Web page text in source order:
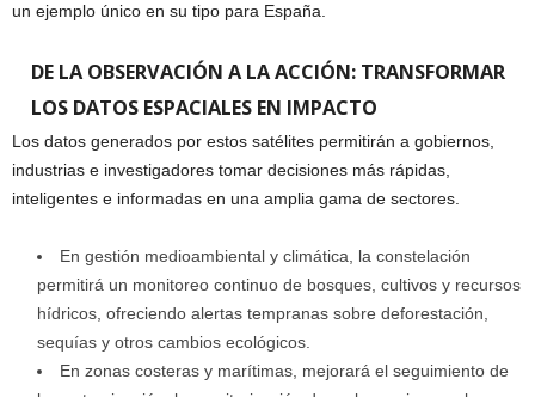
un ejemplo único en su tipo para España.
DE LA OBSERVACIÓN A LA ACCIÓN: TRANSFORMAR
LOS DATOS ESPACIALES EN IMPACTO
Los datos generados por estos satélites permitirán a gobiernos,
industrias e investigadores tomar decisiones más rápidas,
inteligentes e informadas en una amplia gama de sectores.
En gestión medioambiental y climática, la constelación
permitirá un monitoreo continuo de bosques, cultivos y recursos
hídricos, ofreciendo alertas tempranas sobre deforestación,
sequías y otros cambios ecológicos.
En zonas costeras y marítimas, mejorará el seguimiento de